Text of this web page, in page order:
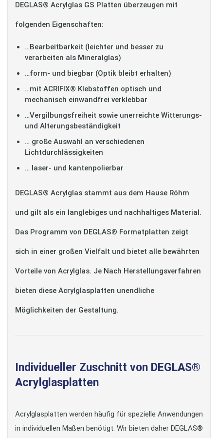
DEGLAS® Acrylglas GS Platten überzeugen mit
folgenden Eigenschaften:
…Bearbeitbarkeit (leichter und besser zu
verarbeiten als Mineralglas)
…form- und biegbar (Optik bleibt erhalten)
…mit ACRIFIX® Klebstoffen optisch und
mechanisch einwandfrei verklebbar
…Vergilbungsfreiheit sowie unerreichte Witterungs-
und Alterungsbeständigkeit
… große Auswahl an verschiedenen
Lichtdurchlässigkeiten
… laser- und kantenpolierbar
DEGLAS® Acrylglas stammt aus dem Hause Röhm
und gilt als ein langlebiges und nachhaltiges Material.
Das Programm von DEGLAS® Formatplatten zeigt
sich in einer großen Vielfalt und bietet alle bewährten
Vorteile von Acrylglas. Je Nach Herstellungsverfahren
bieten diese Acrylglasplatten unendliche
Möglichkeiten der Gestaltung.
Individueller Zuschnitt von DEGLAS®
Acrylglasplatten
Acrylglasplatten werden häufig für spezielle Anwendungen
in individuellen Maßen benötigt. Wir bieten daher DEGLAS®